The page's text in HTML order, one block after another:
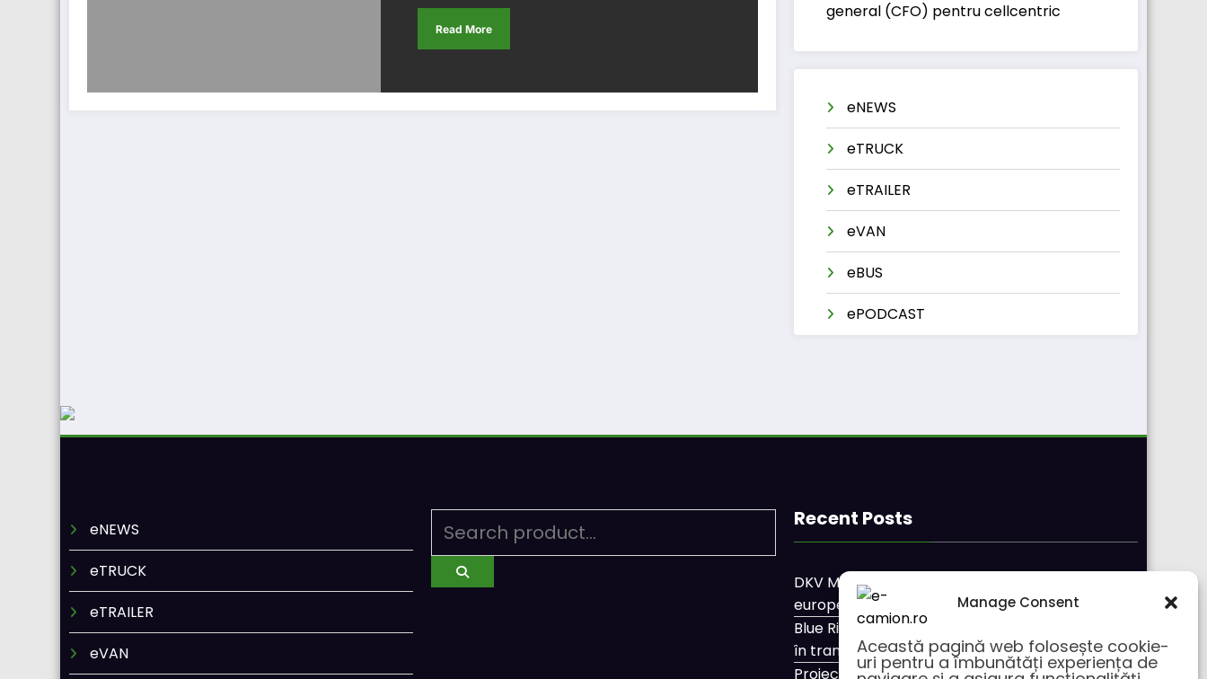
Manage Consent
Această pagină web folosește cookie-
uri pentru a îmbunătăți experiența de
Read More
general (CFO) pentru cellcentric
eNEWS
eTRUCK
eTRAILER
eVAN
eBUS
ePODCAST
eNEWS
eTRUCK
eTRAILER
eVAN
Recent Posts
DKV Mobility și Shell își extind parteneriatul
european
Blue River: 26.123 km cu un camion 100% electric
în transport internațional
Proiectul Revoy prinde contur